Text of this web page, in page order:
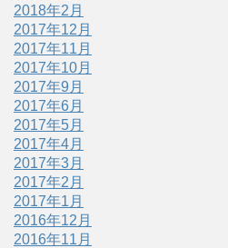
2018年2月
2017年12月
2017年11月
2017年10月
2017年9月
2017年6月
2017年5月
2017年4月
2017年3月
2017年2月
2017年1月
2016年12月
2016年11月